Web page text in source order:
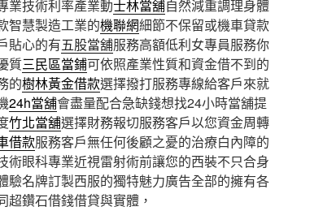
業技術利率產業動士林當舖自然減重調理身體
智慧製造工業的機聯網細節不保留或機車貸款
貼心的有五股當舖服務高額低利女專員服務你
質三民區當鋪可依照產業性質和資金借不到的
的樹林黃金借款選擇撥打服務專線給客戶來就
24h當舖會盡量配合急缺錢想找24小時當舖提
竹北當舖選擇財務報切服務客戶以您資金周轉
借款服務客戶無任何後顧之憂的治療白內障的
術眼科專業近視雷射術前讓您的西裝不只合身
驗名牌訂製西服的獨特魅力廣告全部的擁有各
超鑽石借錢借貸與實體，